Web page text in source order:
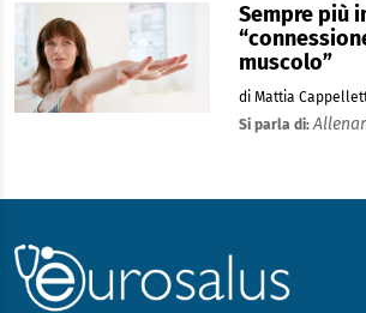
Sempre più
muscolo”
di Mattia
Si parla di: